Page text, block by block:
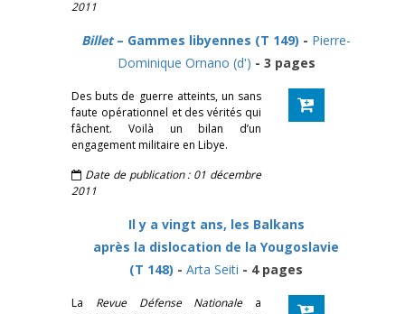
2011
Billet– Gammes libyennes (T 149) - Pierre-
Dominique Ornano (d') - 3 pages
Des buts de guerre atteints, un sans
faute opérationnel et des vérités qui
fâchent. Voilà un bilan d’un
engagement militaire en Libye.
Date de publication : 01 décembre
2011
Il y a vingt ans, les Balkans
après la dislocation de la Yougoslavie
(T 148) - Arta Seiti - 4 pages
La Revue Défense Nationalea